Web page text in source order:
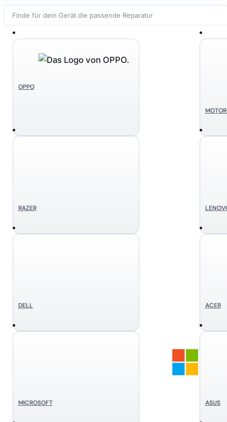
Search
...
OPPO
RAZER
DELL ACER
MICROSOFT ASUS